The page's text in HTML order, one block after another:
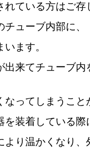
れている方はご
ューブ内部に、
ます。
出来てチューブ
なってしまうこと
を装着している際
より温かくなり